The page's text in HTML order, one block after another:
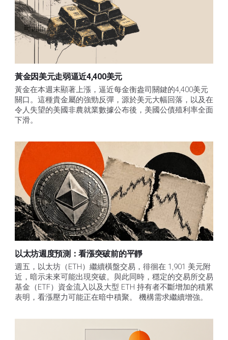
黃金因美元走弱逼近4,400美元
黃金在本週末顯著上漲，逼近每金衡盎司關鍵的4,400美元
關口。這種貴金屬的強勁反彈，源於美元大幅回落，以及在
令人失望的美國非農就業數據公布後，美國公債殖利率全面
下滑。
以太坊週度預測：看漲突破前的平靜
週五，以太坊（ETH）繼續橫盤交易，徘徊在 1,901 美元附
近，暗示未來可能出現突破。與此同時，穩定的交易所交易
基金（ETF）資金流入以及大型 ETH 持有者不斷增加的積累
表明，看漲壓力可能正在暗中積聚。 機構需求繼續增強。